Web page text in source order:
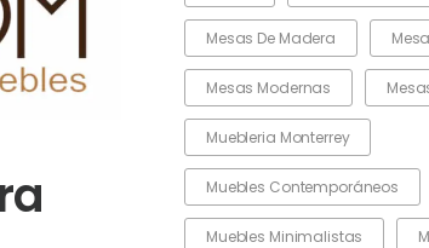
Mesas De Madera
Mesas Modernas
Muebleria Monterrey
Muebles Contemporáneos
Muebles Minimalistas